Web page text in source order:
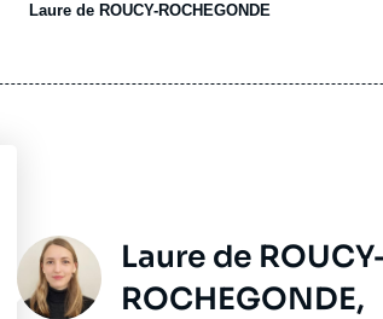
émission
Laure de ROUCY-ROCHEGONDE
Photo
Laure de
ROCHEGONDE,